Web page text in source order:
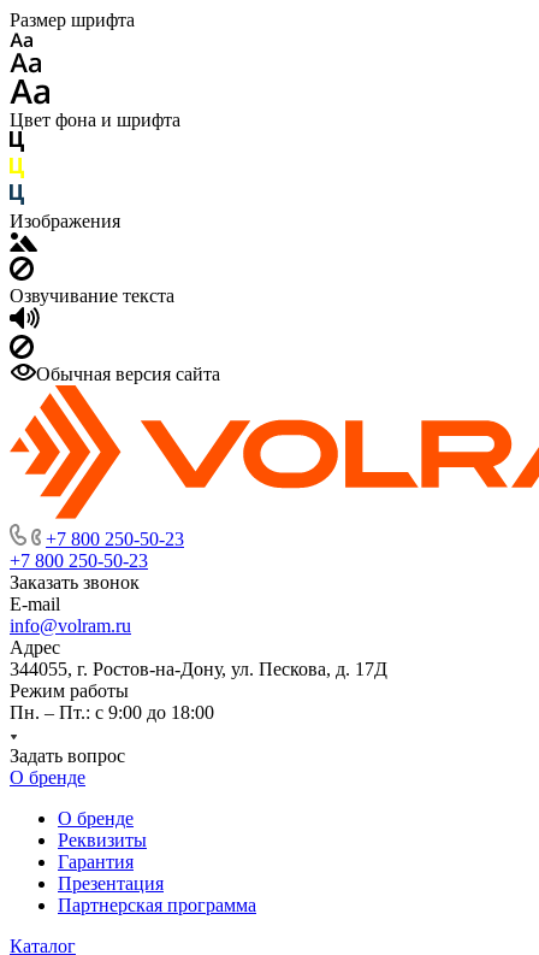
Размер шрифта
Цвет фона и шрифта
Изображения
Озвучивание текста
Обычная версия сайта
+7 800 250-50-23
+7 800 250-50-23
Заказать звонок
E-mail
info@volram.ru
Адрес
344055, г. Ростов-на-Дону, ул. Пескова, д. 17Д
Режим работы
Пн. – Пт.: с 9:00 до 18:00
Задать вопрос
О бренде
О бренде
Реквизиты
Гарантия
Презентация
Партнерская программа
Каталог